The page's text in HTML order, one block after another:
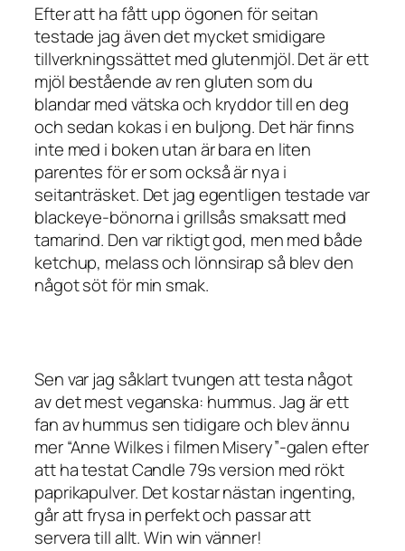
Efter att ha fått upp ögonen för seitan
testade jag även det mycket smidigare
tillverkningssättet medglutenmjöl. Det är ett
mjöl bestående av ren gluten som du
blandar med vätska och kryddor till en deg
och sedan kokas i en buljong. Det här finns
inte med i boken utan är bara en liten
parentes för er som också är nya i
seitanträsket. Det jag egentligen testade var
blackeye-bönorna i grillsås smaksatt med
tamarind. Den var riktigt god, men med både
ketchup, melass och lönnsirap så blev den
något söt för min smak.
Sen var jag såklart tvungen att testa något
av det mest veganska: hummus. Jag är ett
fan av hummus sen tidigare och blev ännu
mer “Anne Wilkes i filmen Misery”-galen efter
att ha testat Candle 79s version med rökt
paprikapulver. Det kostar nästan ingenting,
går att frysa in perfekt och passar att
servera till allt. Win win vänner!